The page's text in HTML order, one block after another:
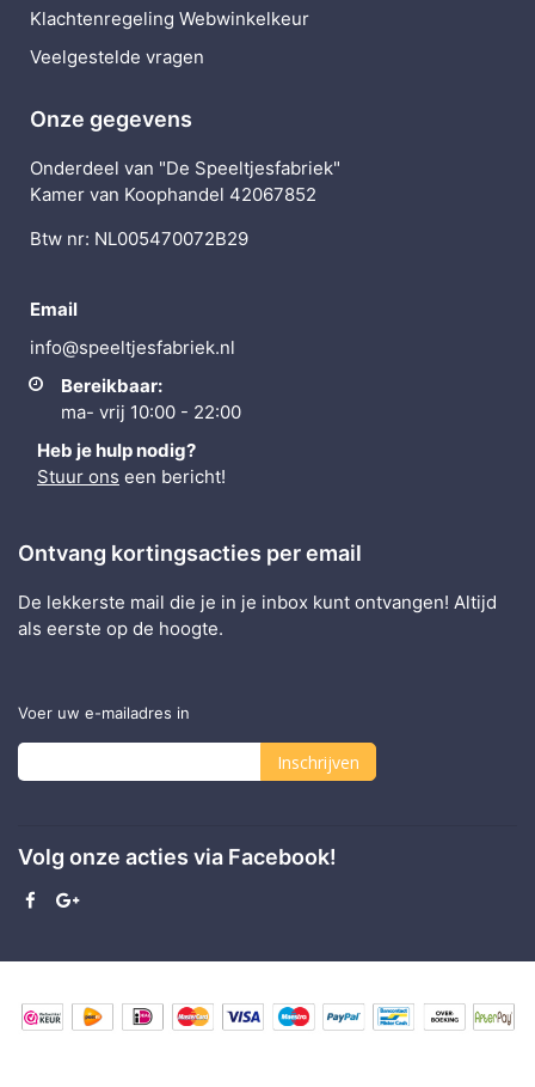
Klachtenregeling Webwinkelkeur
Veelgestelde vragen
Onze gegevens
Onderdeel van "De Speeltjesfabriek"
Kamer van Koophandel 42067852
Btw nr: NL005470072B29
Email
info@speeltjesfabriek.nl
Bereikbaar:
ma- vrij 10:00 - 22:00
Heb je hulp nodig?
Stuur ons een bericht!
Ontvang kortingsacties per email
De lekkerste mail die je in je inbox kunt ontvangen! Altijd
als eerste op de hoogte.
Voer uw e-mailadres in
op
nieuwsbrief
Inschrijven
Volg onze acties via Facebook!